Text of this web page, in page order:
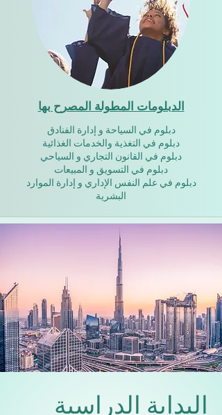
الدبلومات المطولة المصرح بها
دبلوم في السياحة و إدارة الفنادق
دبلوم في التغذية والخدمات الغذائية
دبلوم في القانون التجاري و السياحي
دبلوم في التسويق و المبيعات
دبلوم في علم النفس الإداري و إدارة الموارد
البشرية
البداية الدراسية